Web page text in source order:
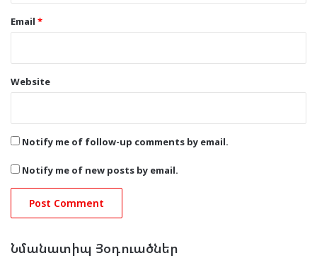
Email *
Website
Notify me of follow-up comments by email.
Notify me of new posts by email.
Նմանատիպ Յօդուածներ